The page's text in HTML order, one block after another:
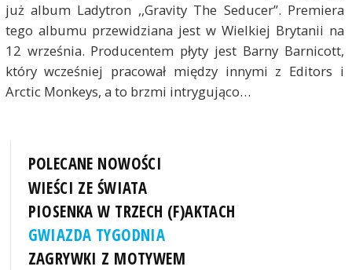
już album Ladytron ,,Gravity The Seducer”. Premiera
tego albumu przewidziana jest w Wielkiej Brytanii na
12 września. Producentem płyty jest Barny Barnicott,
który wcześniej pracował między innymi z Editors i
Arctic Monkeys, a to brzmi intrygująco…
POLECANE NOWOŚCI
WIEŚCI ZE ŚWIATA
PIOSENKA W TRZECH (F)AKTACH
GWIAZDA TYGODNIA
ZAGRYWKI Z MOTYWEM